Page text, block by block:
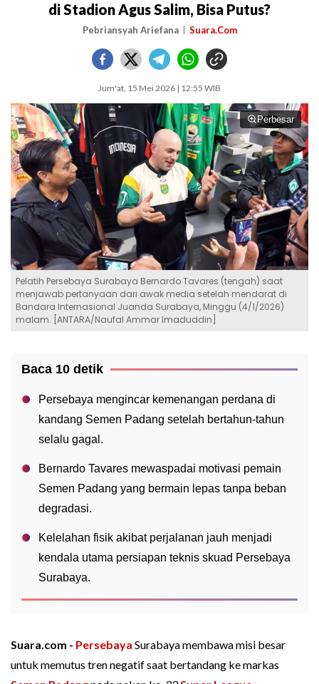
di Stadion Agus Salim, Bisa Putus?
Pebriansyah Ariefana Suara.Com
Jum'at, 15 Mei 2026 | 12:55 WIB
Perbesar
Pelatih Persebaya Surabaya Bernardo Tavares (tengah) saat
menjawab pertanyaan dari awak media setelah mendarat di
Bandara Internasional Juanda Surabaya, Minggu (4/1/2026)
malam. [ANTARA/Naufal Ammar Imaduddin]
Baca 10 detik
Persebaya mengincar kemenangan perdana di
kandang Semen Padang setelah bertahun-tahun
selalu gagal.
Bernardo Tavares mewaspadai motivasi pemain
Semen Padang yang bermain lepas tanpa beban
degradasi.
Kelelahan fisik akibat perjalanan jauh menjadi
kendala utama persiapan teknis skuad Persebaya
Surabaya.
Suara.com - Persebaya Surabaya membawa misi besar
untuk memutus tren negatif saat bertandang ke markas